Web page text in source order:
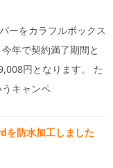
ーをカラフルボックス
年で契約満了期間と
円となります。 た
キャンペ
防水加工しました